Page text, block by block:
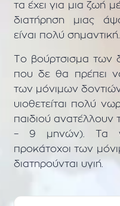
τα έχει για μια ζωή
διατήρηση μιας
είναι πολύ σημαντική.
Το βούρτσισμα των
που δε θα πρέπει
των μόνιμων
υιοθετείται πολύ
παιδιού ανατέλλουν
– 9 μηνών). Τα
προκάτοχοι των
διατηρούνται υγιή.